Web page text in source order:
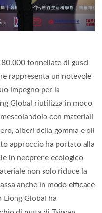
tonnellate di gusci
rappresenta un notevole
impegno per la
Global riutilizza in modo
con materiali
alberi della gomma e oli
approccio ha portato alla
in neoprene ecologico
non solo riduce la
anche in modo efficace
Liong Global ha